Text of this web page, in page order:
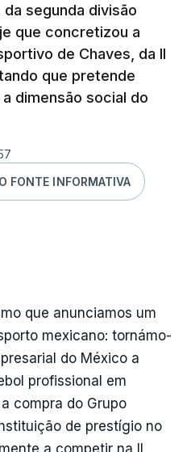
segunda divisão
que concretizou a
de Chaves, da II
que pretende
dimensão social do
FONTE INFORMATIVA
que anunciamos um
mexicano: tornámo-
do México a
profissional em
compra do Grupo
de prestígio no
a competir na II